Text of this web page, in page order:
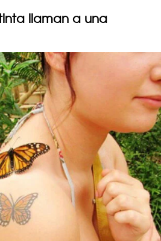
llaman a una